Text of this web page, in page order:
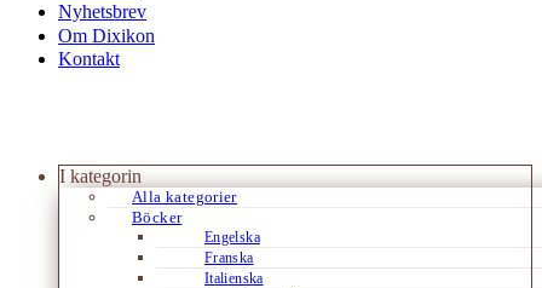
Nyhetsbrev
Om Dixikon
Kontakt
I kategorin
Alla kategorier
Böcker
Engelska
Franska
Italienska